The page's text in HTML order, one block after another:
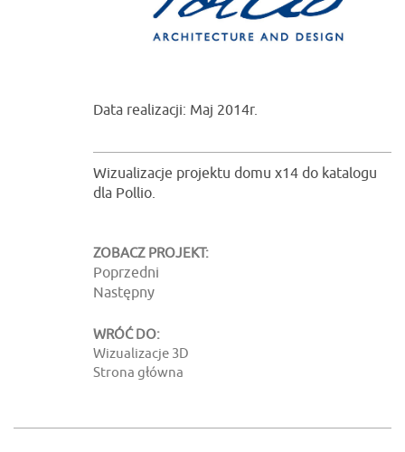
Data realizacji: Maj 2014r.
Wizualizacje projektu domu x14 do katalogu
dla Pollio.
ZOBACZ PROJEKT:
Poprzedni
Następny
WRÓĆ DO:
Wizualizacje 3D
Strona główna